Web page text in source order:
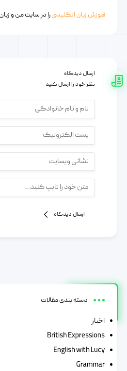
آموزش زبان انگلیسیرا در سایت من و
ارسال دیدگاه
نظر خود را ارسال کنید
ارسال دیدگاه
دسته بندی مقالات
اخبار
British Expressions
English with Lucy
Grammar